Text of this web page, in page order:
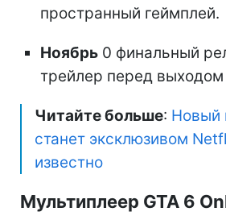
пространный геймплей.
Ноябрь 0 финальный
трейлер перед
Читайте больше: Новый
станет эксклюзивом
известно
Мультиплеер GTA 6